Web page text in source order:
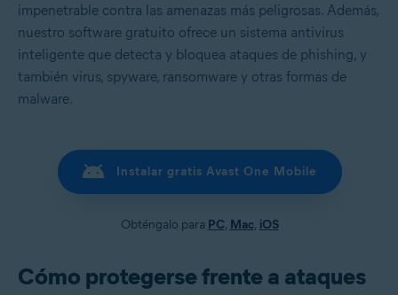
impenetrable contra las amenazas más peligrosas. Además,
nuestro software gratuito ofrece un sistema antivirus
inteligente que detecta y bloquea ataques de phishing, y
también virus, spyware, ransomware y otras formas de
malware.
Instalar gratis Avast One Mobile
Obténgalo para PC, Mac, iOS
Cómo protegerse frente a ataques